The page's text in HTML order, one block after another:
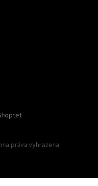
práva vyhrazena.